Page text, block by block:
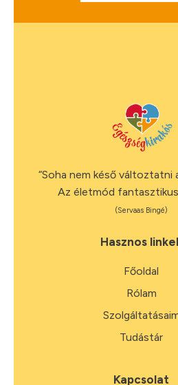
“Soha nem késő változtatni
Az életmód
(Servaas Bingé)
Hasznos
Főoldal
Rólam
Tudástár
Kapcsolat